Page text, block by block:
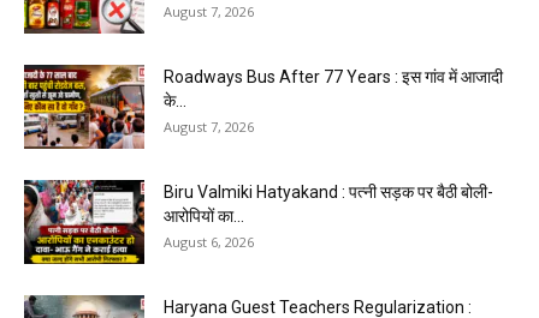
August 7, 2026
Roadways Bus After 77 Years : इस गांव में आजादी
के...
August 7, 2026
Biru Valmiki Hatyakand : पत्नी सड़क पर बैठी बोली-
आरोपियों का...
August 6, 2026
Haryana Guest Teachers Regularization :